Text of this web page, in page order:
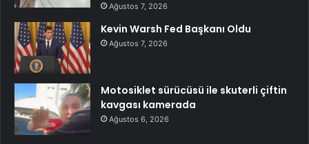
Ağustos 7, 2026
Kevin Warsh Fed Başkanı Oldu
Ağustos 7, 2026
Motosiklet sürücüsü ile skuterli çiftin
kavgası kamerada
Ağustos 6, 2026